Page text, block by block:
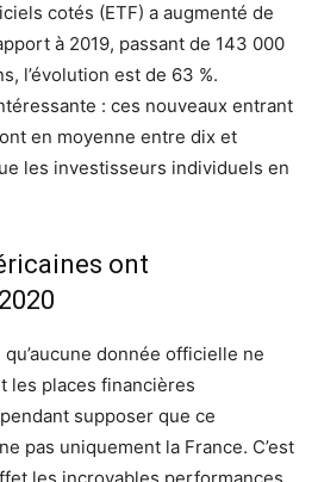
cotés (ETF) a augmenté de
à 2019, passant de 143 000
l’évolution est de 63 %.
: ces nouveaux entrant
en moyenne entre dix et
les investisseurs individuels en
ont
donnée officielle ne
les places financières
supposer que ce
pas uniquement la France. C’est